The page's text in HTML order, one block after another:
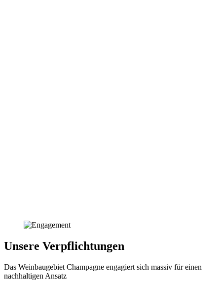
Unsere Verpflichtungen
Das Weinbaugebiet Champagne engagiert sich massiv für einen
nachhaltigen Ansatz